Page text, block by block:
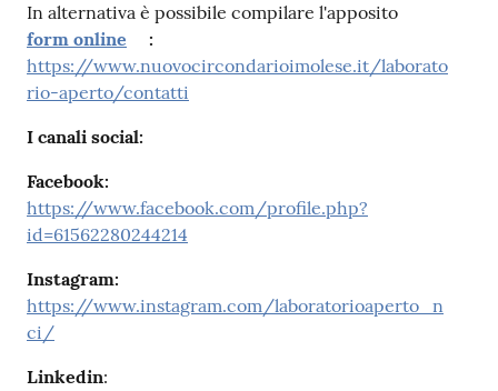
In alternativa è possibile compilare l'apposito
form online
:
https://www.nuovocircondarioimolese.it/laborato
rio-aperto/contatti
I canali social:
Facebook:
https://www.facebook.com/profile.php?
id=61562280244214
Instagram:
https://www.instagram.com/laboratorioaperto_n
ci/
Linkedin: